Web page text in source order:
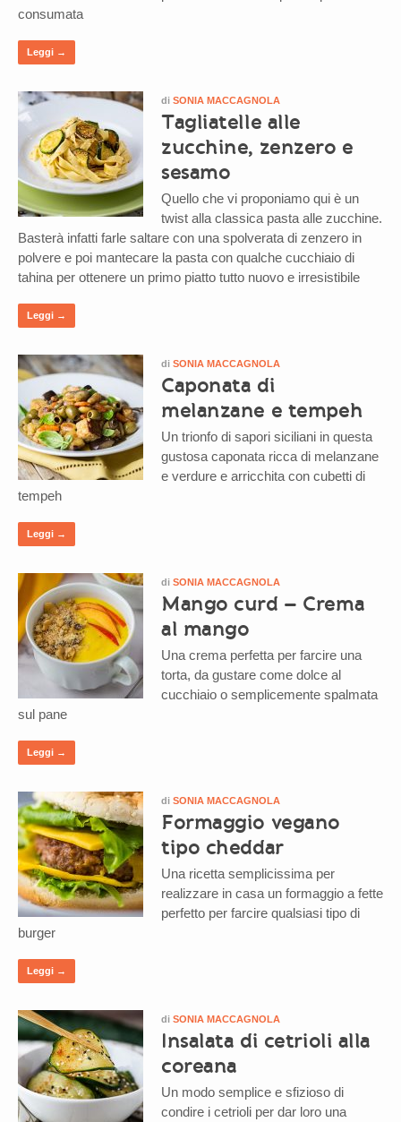
consumata
Leggi →
di SONIA MACCAGNOLA
Tagliatelle alle
zucchine, zenzero e
sesamo
Quello che vi proponiamo qui è un
twist alla classica pasta alle zucchine.
Basterà infatti farle saltare con una spolverata di zenzero in
polvere e poi mantecare la pasta con qualche cucchiaio di
tahina per ottenere un primo piatto tutto nuovo e irresistibile
Leggi →
di SONIA MACCAGNOLA
Caponata di
melanzane e tempeh
Un trionfo di sapori siciliani in questa
gustosa caponata ricca di melanzane
e verdure e arricchita con cubetti di
tempeh
Leggi →
di SONIA MACCAGNOLA
Mango curd – Crema
al mango
Una crema perfetta per farcire una
torta, da gustare come dolce al
cucchiaio o semplicemente spalmata
sul pane
Leggi →
di SONIA MACCAGNOLA
Formaggio vegano
tipo cheddar
Una ricetta semplicissima per
realizzare in casa un formaggio a fette
perfetto per farcire qualsiasi tipo di
burger
Leggi →
di SONIA MACCAGNOLA
Insalata di cetrioli alla
coreana
Un modo semplice e sfizioso di
condire i cetrioli per dar loro una